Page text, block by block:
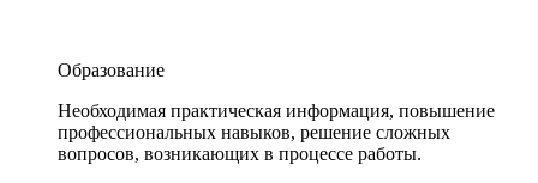
Образование
Необходимая практическая информация, повышение
профессиональных навыков, решение сложных
вопросов, возникающих в процессе работы.